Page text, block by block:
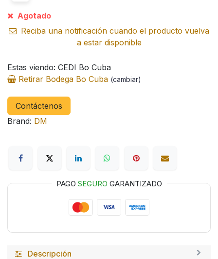
Agotado
Reciba una notificación cuando el producto vuelva
a estar disponible
Estas viendo: CEDI Bo Cuba
Retirar Bodega Bo Cuba (cambiar)
Contáctenos
Brand: DM
PAGO SEGURO GARANTIZADO
Descripción